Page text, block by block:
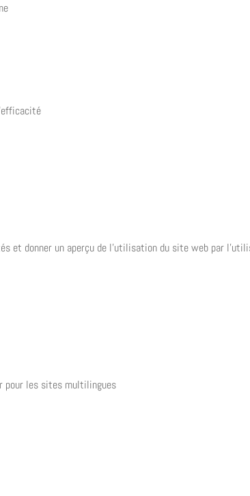
et donner un aperçu de l’utilisation du site web par
pour les sites multilingues